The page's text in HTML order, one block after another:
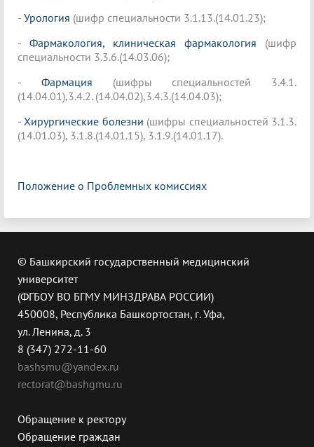
- Урология (шифр специальности 3.1.13.(14.01.23);
- Фармакология, клиническая фармакология (шифр
специальности 3.3.6.(14.03.06);
- Фармация (шифры специальностей 3.4.1.
(14.04.01),3.4.2. (14.04.02),3.4.3.(14.04.03);
-Хирургические болезни (шифры специальностей 3.1.3.
(14.01.03), 3.1.8.(14.01.15), 3.1.9.(14.01.17).
Положение о Проблемных комиссиях
© Башкирский государственный медицинский
университет
(ФГБОУ ВО БГМУ МИНЗДРАВА РОССИИ)
450008, Республика Башкортостан, г. Уфа,
ул. Ленина, д. 3
8 (347) 272-11-60
bashsmu@yandex.ru
rectorat@bashgmu.ru
Обращение к ректору
Обращение граждан